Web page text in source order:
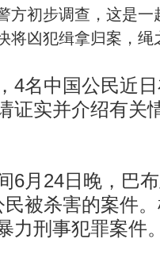
方初步调查，这是
将凶犯缉拿归案，绳
中国公民近日
证实并介绍有关
24日晚，巴布
被杀害的案件
力刑事犯罪案件